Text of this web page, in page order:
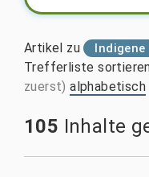
Artikel zu Indigene
Trefferliste
zuerst) alphabetisch
105 Inhalte